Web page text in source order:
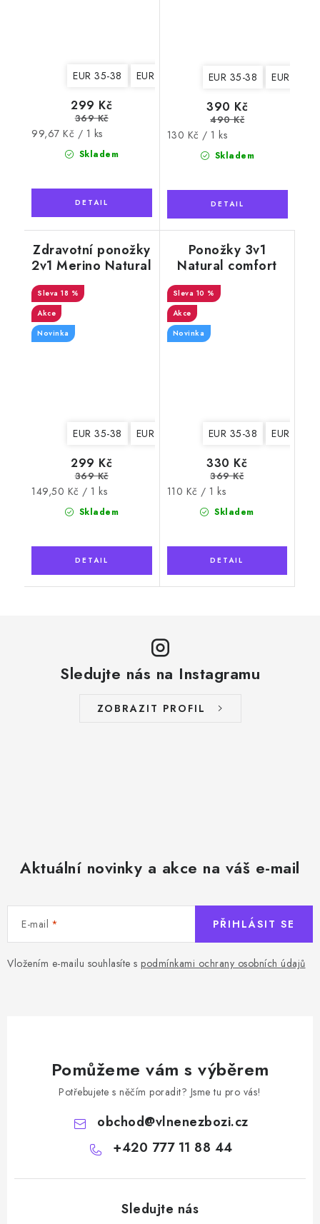
EUR 35-38 EUR 39-42
Skladem
299 Kč
369 Kč
Měrná
99,67 Kč / 1 ks
EUR 35-38 EUR 39-
Skladem
390 Kč
490 Kč
Měrná
130 Kč / 1 ks
Zdravotní ponožky
2v1 Merino Natural
Wool 6 dámské,
šedé
18 %
Akce
Novinka
EUR 35-38 EUR 39-42
Skladem
299 Kč
369 Kč
Měrná
149,50 Kč / 1 ks
Ponožky 3v1
Natural comfort
hebké dámské 2
10 %
Akce
Novinka
EUR 35-38 EUR 39-
Skladem
330 Kč
369 Kč
Měrná
110 Kč / 1 ks
Sledujte nás na Instagramu
ZOBRAZIT PROFIL
Aktuální novinky a akce na váš e-mail
E-mail
Vložením e-mailu souhlasíte s podmínkami ochrany osobních údajů
PŘIHLÁSIT SE
Pomůžeme vám s výběrem
Potřebujete s něčím poradit? Jsme tu pro vás!
obchod@vlnenezbozi.cz
+420 777 11 88 44